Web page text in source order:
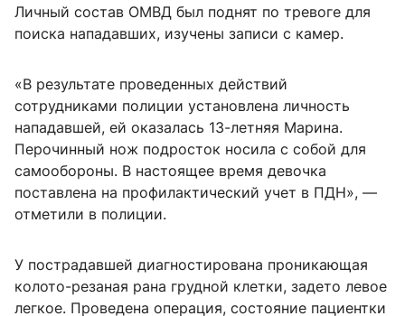
Личный состав ОМВД был поднят по тревоге для
поиска нападавших, изучены записи с камер.
«В результате проведенных действий
сотрудниками полиции установлена личность
нападавшей, ей оказалась 13-летняя Марина.
Перочинный нож подросток носила с собой для
самообороны. В настоящее время девочка
поставлена на профилактический учет в ПДН», —
отметили в полиции.
У пострадавшей диагностирована проникающая
колото-резаная рана грудной клетки, задето левое
легкое. Проведена операция, состояние пациентки